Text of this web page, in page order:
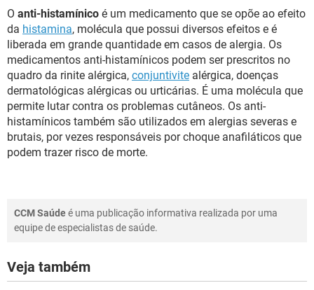
SEXUALIDADE
GLOSSÁRIO
O anti-histamínico é um medicamento que se opõe ao efeito
da histamina, molécula que possui diversos efeitos e é
liberada em grande quantidade em casos de alergia. Os
medicamentos anti-histamínicos podem ser prescritos no
quadro da rinite alérgica, conjuntivite alérgica, doenças
dermatológicas alérgicas ou urticárias. É uma molécula que
permite lutar contra os problemas cutâneos. Os anti-
histamínicos também são utilizados em alergias severas e
brutais, por vezes responsáveis por choque anafiláticos que
podem trazer risco de morte.
CCM Saúdeé uma publicação informativa realizada por uma
equipe de especialistas de saúde.
Veja também